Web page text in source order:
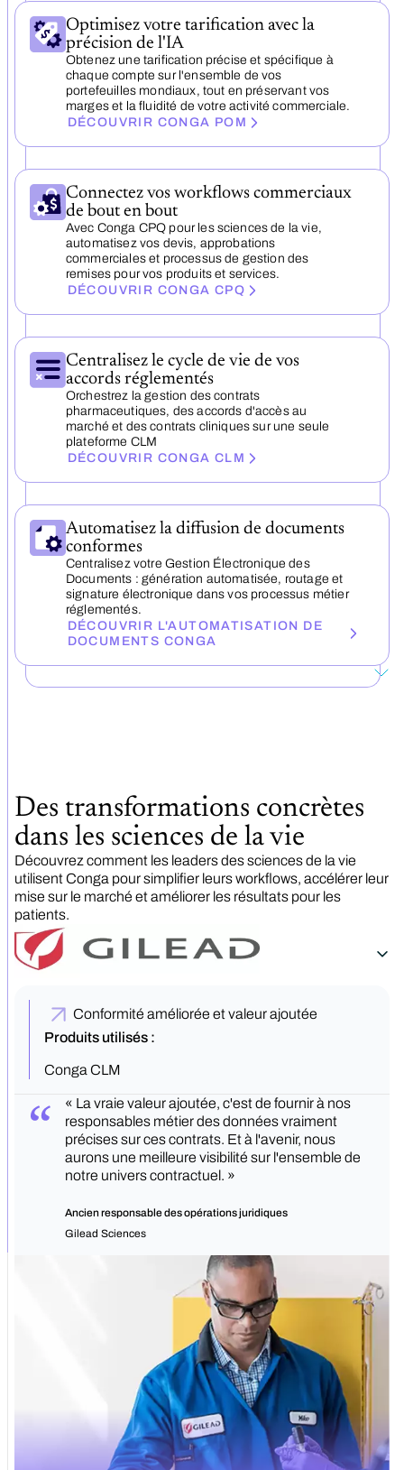
Optimisez votre tarification avec la
précision de l'IA
Obtenez une tarification précise et spécifique à
chaque compte sur l'ensemble de vos
portefeuilles mondiaux, tout en préservant vos
marges et la fluidité de votre activité commerciale.
DÉCOUVRIR CONGA POM
Connectez vos workflows commerciaux
de bout en bout
Avec Conga CPQ pour les sciences de la vie,
automatisez vos devis, approbations
commerciales et processus de gestion des
remises pour vos produits et services.
DÉCOUVRIR CONGA CPQ
Centralisez le cycle de vie de vos
accords réglementés
Orchestrez la gestion des contrats
pharmaceutiques, des accords d'accès au
marché et des contrats cliniques sur une seule
plateforme CLM
DÉCOUVRIR CONGA CLM
Automatisez la diffusion de documents
conformes
Centralisez votre Gestion Électronique des
Documents : génération automatisée, routage et
signature électronique dans vos processus métier
réglementés.
DÉCOUVRIR L'AUTOMATISATION DE
DOCUMENTS CONGA
Des transformations concrètes
dans les sciences de la vie
Découvrez comment les leaders des sciences de la vie
utilisent Conga pour simplifier leurs workflows, accélérer leur
mise sur le marché et améliorer les résultats pour les
patients.
Conformité améliorée et valeur ajoutée
Produits utilisés :
Conga CLM
« La vraie valeur ajoutée, c'est de fournir à nos
responsables métier des données vraiment
précises sur ces contrats. Et à l'avenir, nous
aurons une meilleure visibilité sur l'ensemble de
notre univers contractuel. »
Ancien responsable des opérations juridiques
Gilead Sciences